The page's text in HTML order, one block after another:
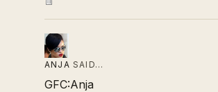
ANJA SAID…
GFC:Anja